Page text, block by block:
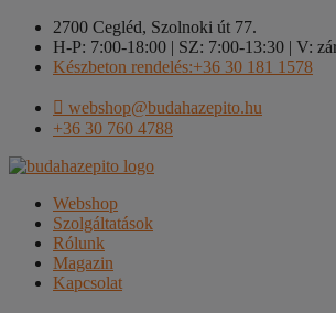
Kilépés
tartalomba
2700 Cegléd, Szolnoki út 77.
H-P: 7:00-18:00 | SZ: 7:00-13:30 | V:
Készbeton rendelés:+36 30 181 1578
webshop@budahazepito.hu
+36 30 760 4788
Webshop
Szolgáltatások
Rólunk
Magazin
Kapcsolat